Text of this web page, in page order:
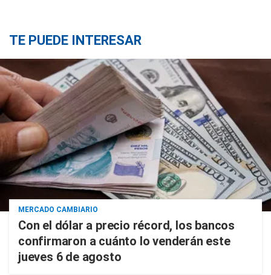
TE PUEDE INTERESAR
MERCADO CAMBIARIO
Con el dólar a precio récord, los bancos
confirmaron a cuánto lo venderán este
jueves 6 de agosto